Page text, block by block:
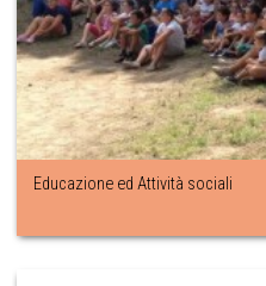
Educazione ed Attività sociali